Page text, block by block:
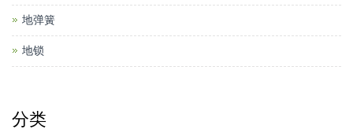
地弹簧
地锁
分类